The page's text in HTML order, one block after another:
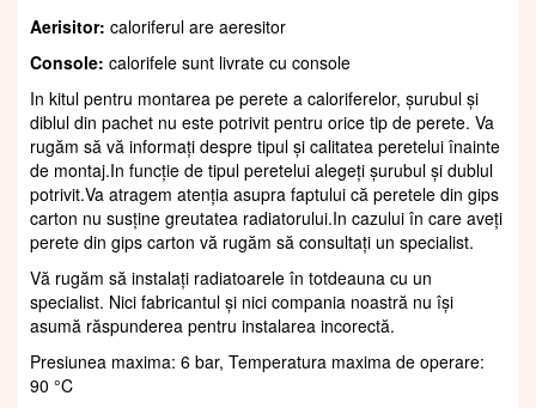
Aerisitor: caloriferul are aeresitor
Console: calorifele sunt livrate cu console
In kitul pentru montarea pe perete a caloriferelor, șurubul și
diblul din pachet nu este potrivit pentru orice tip de perete. Va
rugăm să vă informați despre tipul și calitatea peretelui înainte
de montaj.In funcție de tipul peretelui alegeți șurubul și dublul
potrivit.Va atragem atenția asupra faptului că peretele din gips
carton nu susține greutatea radiatorului.In cazului în care aveți
perete din gips carton vă rugăm să consultați un specialist.
Vă rugăm să instalați radiatoarele în totdeauna cu un
specialist. Nici fabricantul și nici compania noastră nu își
asumă răspunderea pentru instalarea incorectă.
Presiunea maxima: 6 bar, Temperatura maxima de operare:
90 °C